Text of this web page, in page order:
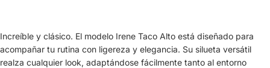
Increíble y clásico. El modelo Irene Taco Alto está diseñado para
acompañar tu rutina con ligereza y elegancia. Su silueta versátil
realza cualquier look, adaptándose fácilmente tanto al entorno